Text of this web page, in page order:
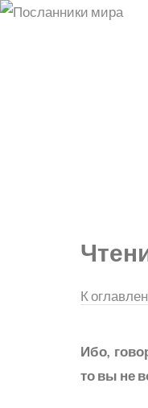
К
Ибо,
то вы не